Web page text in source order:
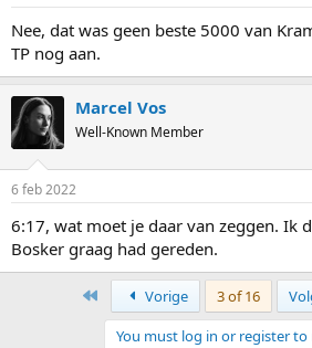
Nee, dat was geen beste 5000 van
TP nog aan.
Marcel Vos
Well-Known Member
6 feb 2022
6:17, wat moet je daar van zeggen. Ik
Bosker graag had gereden.
Vorige 3 of 16
You must log in or register to